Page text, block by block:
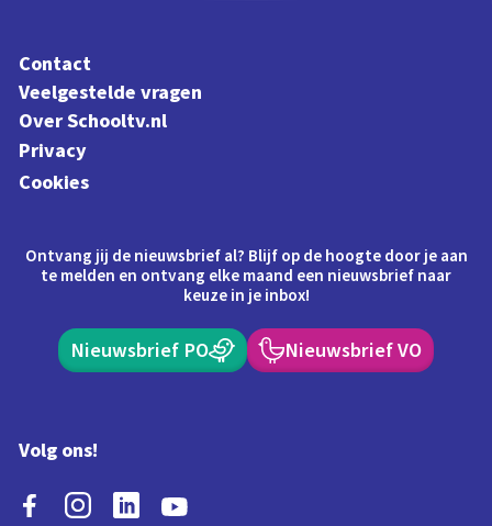
Contact
Veelgestelde vragen
Over Schooltv.nl
Privacy
Cookies
Ontvang jij de nieuwsbrief al? Blijf op de hoogte door je aan
te melden en ontvang elke maand een nieuwsbrief naar
keuze in je inbox!
Nieuwsbrief PO Nieuwsbrief VO
Volg ons!